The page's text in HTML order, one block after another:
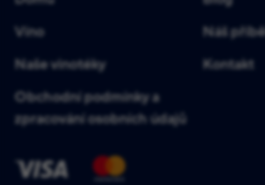
Víno
Náš
Naše vinotéky
Kontakt
Obchodní podmínky a
zpracování osobních údajů